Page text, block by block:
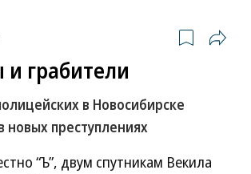
грабители
в Новосибирске
новых преступлениях
“Ъ”, двум спутникам Векила